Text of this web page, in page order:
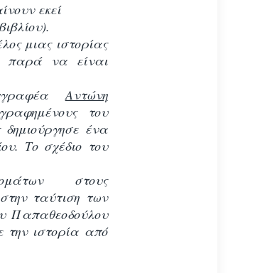
εκεί
μιας ιστορίας
παρά να είναι
Αντώνη
του
ένα
Το σχέδιο του
στους
ταύτιση των
Παπαθεοδούλου
την ιστορία από